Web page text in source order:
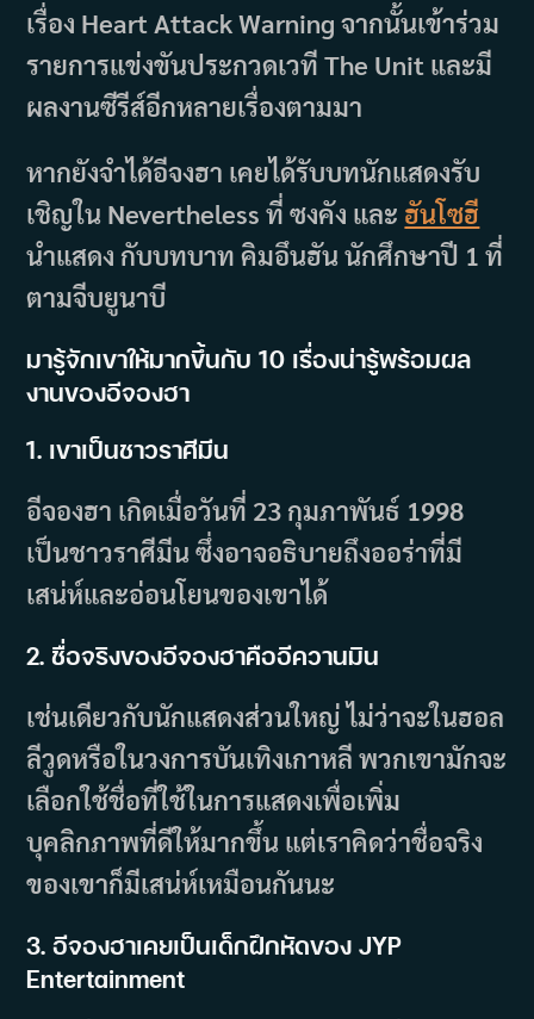
เรื่อง Heart Attack Warning จากนั้นเข้าร่วม
รายการแข่งขันประกวดเวที The Unit และมี
ผลงานซีรีส์อีกหลายเรื่องตามมา
หากยังจำได้อีจงฮา เคยได้รับบทนักแสดงรับ
เชิญใน Nevertheless ที่ ซงคัง และ ฮันโซฮี
นำแสดง กับบทบาท คิมอึนฮัน นักศึกษาปี 1 ที่
ตามจีบยูนาบี
มารู้จักเขาให้มากขึ้นกับ 10 เรื่องน่ารู้พร้อมผล
งานของอีจองฮา
1. เขาเป็นชาวราศีมีน
อีจองฮา เกิดเมื่อวันที่ 23 กุมภาพันธ์ 1998
เป็นชาวราศีมีน ซึ่งอาจอธิบายถึงออร่าที่มี
เสน่ห์และอ่อนโยนของเขาได้
2. ชื่อจริงของอีจองฮาคืออีควานมิน
เช่นเดียวกับนักแสดงส่วนใหญ่ ไม่ว่าจะในฮอล
ลีวูดหรือในวงการบันเทิงเกาหลี พวกเขามักจะ
เลือกใช้ชื่อที่ใช้ในการแสดงเพื่อเพิ่ม
บุคลิกภาพที่ดีให้มากขึ้น แต่เราคิดว่าชื่อจริง
ของเขาก็มีเสน่ห์เหมือนกันนะ
3. อีจองฮาเคยเป็นเด็กฝึกหัดของ JYP
Entertainment